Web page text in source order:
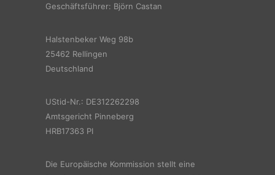
Geschäftsführer: Björn Castan
Halstenbeker Weg 98b
25462 Rellingen
Deutschland
UStid-Nr.: DE312262298
Amtsgericht Pinneberg
HRB17363 PI
Die Europäische Kommission stellt eine